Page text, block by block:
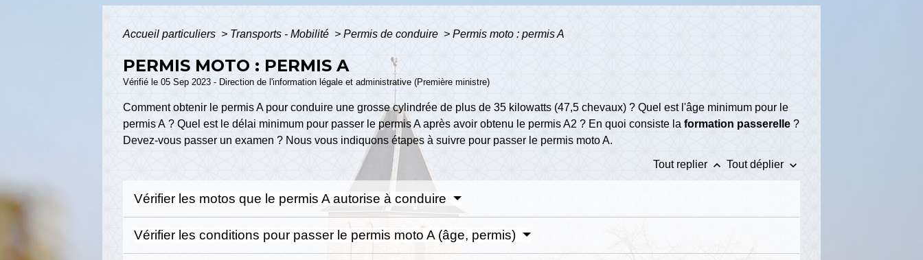
Accueil particuliers > Transports - Mobilité > Permis de conduire > Permis moto : permis A
PERMIS MOTO : PERMIS A
Vérifié le 05 Sep 2023 - Direction de l'information légale et administrative (Première ministre)
Comment obtenir le permis A pour conduire une grosse cylindrée de plus de 35 kilowatts (47,5 chevaux) ? Quel est l'âge minimum pour le
permis A ? Quel est le délai minimum pour passer le permis A après avoir obtenu le permis A2 ? En quoi consiste laformation passerelle ?
Devez-vous passer un examen ? Nous vous indiquons étapes à suivre pour passer le permis moto A.
Tout replier keyboard_arrow_up Tout déplier keyboard_arrow_down
Vérifier les motos que le permis A autorise à conduire
Vérifier les conditions pour passer le permis moto A (âge, permis)